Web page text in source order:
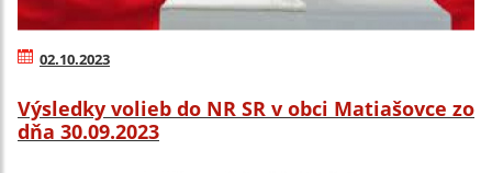
02.10.2023
Výsledky volieb do NR SR v obci Matiašovce zo
dňa 30.09.2023